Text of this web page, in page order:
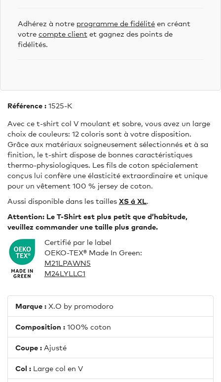
Adhérez à notre programme de fidélité en créant
votre compte client et gagnez des points de
fidélités.
Référence : 1525-K
Avec ce t-shirt col V moulant et sobre, vous avez un large
choix de couleurs: 12 coloris sont à votre disposition.
Grâce aux matériaux soigneusement sélectionnés et à sa
finition, le t-shirt dispose de bonnes caractéristiques
thermo-physiologiques. Les fils de coton spécialement
conçus lui confère une élasticité extraordinaire et unique
pour un vêtement 100 % jersey de coton.
Aussi disponible dans les tailles XS á XL.
Attention: Le T-Shirt est plus petit que d’habitude,
veuillez commander une taille plus grande.
Certifié par le label
OEKO-TEX® Made In Green:
M21LPAWN5
M24LYLLC1
Marque : X.O by promodoro
Composition : 100% coton
Coupe : Ajusté
Col : Large col en V